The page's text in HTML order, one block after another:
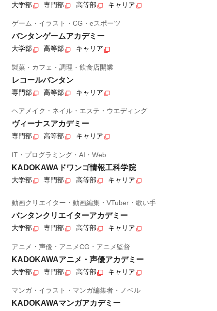
大学部 専門部 高等部 キャリア
ゲーム・イラスト・CG・eスポーツ
バンタンゲームアカデミー
大学部 高等部 キャリア
製菓・カフェ・調理・飲食店開業
レコールバンタン
専門部 高等部 キャリア
ヘアメイク・ネイル・エステ・ウエディング
ヴィーナスアカデミー
専門部 高等部 キャリア
IT・プログラミング・AI・Web
KADOKAWAドワンゴ情報工科学院
大学部 専門部 高等部 キャリア
動画クリエイター・動画編集・VTuber・歌い手
バンタンクリエイターアカデミー
大学部 専門部 高等部 キャリア
アニメ・声優・アニメCG・アニメ監督
KADOKAWAアニメ・声優アカデミー
大学部 専門部 高等部 キャリア
マンガ・イラスト・マンガ編集者・ノベル
KADOKAWAマンガアカデミー